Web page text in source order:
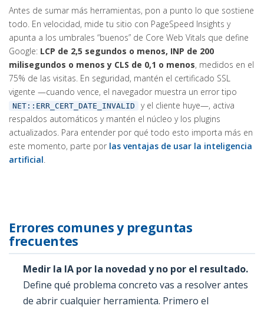
Antes de sumar más herramientas, pon a punto lo que sostiene
todo. En velocidad, mide tu sitio con PageSpeed Insights y
apunta a los umbrales “buenos” de Core Web Vitals que define
Google: LCP de 2,5 segundos o menos, INP de 200
milisegundos o menos y CLS de 0,1 o menos, medidos en el
75% de las visitas. En seguridad, mantén el certificado SSL
vigente —cuando vence, el navegador muestra un error tipo
NET::ERR_CERT_DATE_INVALID
y el cliente huye—, activa
respaldos automáticos y mantén el núcleo y los plugins
actualizados. Para entender por qué todo esto importa más en
este momento, parte por las ventajas de usar la inteligencia
artificial.
Errores comunes y preguntas
frecuentes
Medir la IA por la novedad y no por el resultado.
Define qué problema concreto vas a resolver antes
de abrir cualquier herramienta. Primero el